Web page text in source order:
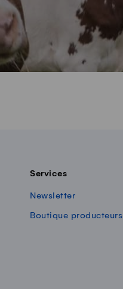
Services
Newsletter
Boutique producteurs